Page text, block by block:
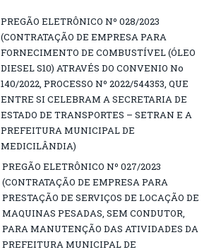
PREGÃO ELETRÔNICO Nº 028/2023
(CONTRATAÇÃO DE EMPRESA PARA
FORNECIMENTO DE COMBUSTÍVEL (ÓLEO
DIESEL S10) ATRAVÉS DO CONVENIO No
140/2022, PROCESSO Nº 2022/544353, QUE
ENTRE SI CELEBRAM A SECRETARIA DE
ESTADO DE TRANSPORTES – SETRAN E A
PREFEITURA MUNICIPAL DE
MEDICILÂNDIA)
PREGÃO ELETRÔNICO Nº 027/2023
(CONTRATAÇÃO DE EMPRESA PARA
PRESTAÇÃO DE SERVIÇOS DE LOCAÇÃO DE
MAQUINAS PESADAS, SEM CONDUTOR,
PARA MANUTENÇÃO DAS ATIVIDADES DA
PREFEITURA MUNICIPAL DE